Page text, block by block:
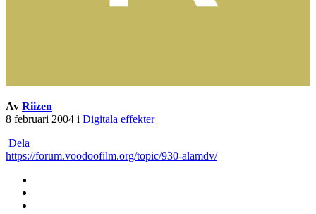
Av Riizen
8 februari 2004 i Digitala effekter
Dela
https://forum.voodoofilm.org/topic/930-alamdv/